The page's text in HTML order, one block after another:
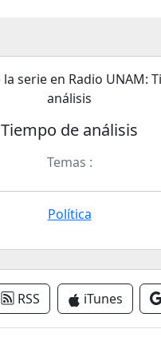
Tiempo de análisis
Temas :
Política
RSS iTunes